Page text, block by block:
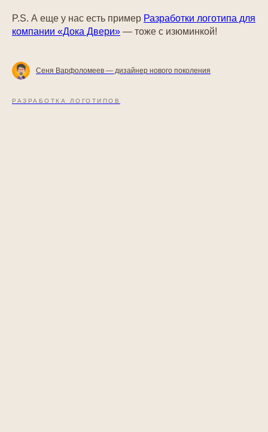
P.S. А еще у нас есть пример Разработки логотипа для
компании «Дока Двери» — тоже с изюминкой!
Сеня Варфоломеев — дизайнер нового поколения
РАЗРАБОТКА ЛОГОТИПОВ